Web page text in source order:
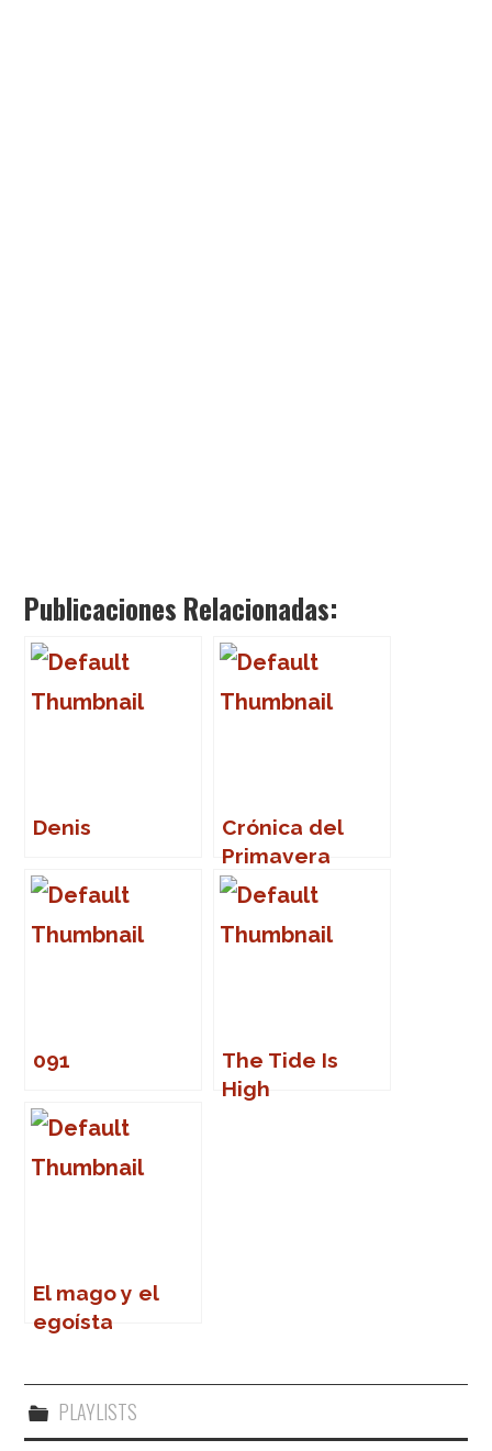
Publicaciones Relacionadas:
Denis
Crónica del
Primavera
Sound 2007
091
The Tide Is
High
El mago y el
egoísta
PLAYLISTS